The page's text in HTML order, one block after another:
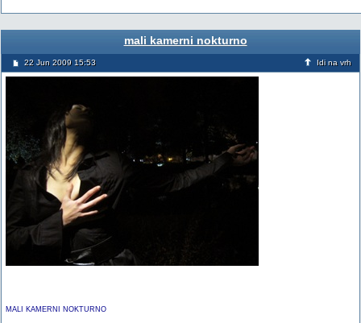
mali kamerni nokturno
22 Jun 2009 15:53 Idi na vrh
MALI KAMERNI NOKTURNO